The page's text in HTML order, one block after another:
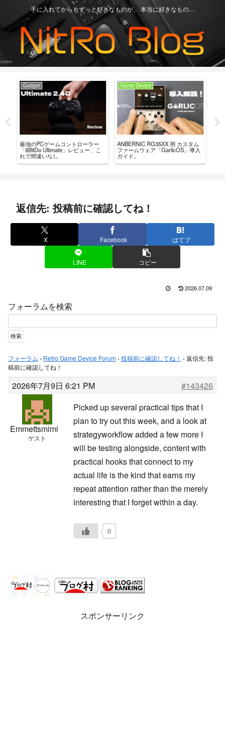
手に入れてからもずっと好きなものが、 本当に好きなもの…
Gadget
最強のPCゲームコントローラー
「8BitDo Ultimate」レビュー、こ
れで間違いなし
Game Device
ANBERNIC RG35XX 用 カスタム
ファームウェア「GarlicOS」導入
ガイド。
返信先: 投稿前に確認してね！
X Facebook はてブ
LINE コピー
2026.07.09
フォーラムを検索
フォーラム › Retro Game Device Forum › 投稿前に確認してね！ › 返信先: 投
稿前に確認してね！
2026年7月9日 6:21 PM #143426
Emmettsmimi
ゲスト
Picked up several practical tips that I
plan to try out this week, and a look at
strategyworkflow added a few more I
will be testing alongside, content with
practical hooks that connect to my
actual life is the kind that earns my
repeat attention rather than the merely
interesting that I forget within a day.
0
スポンサーリンク